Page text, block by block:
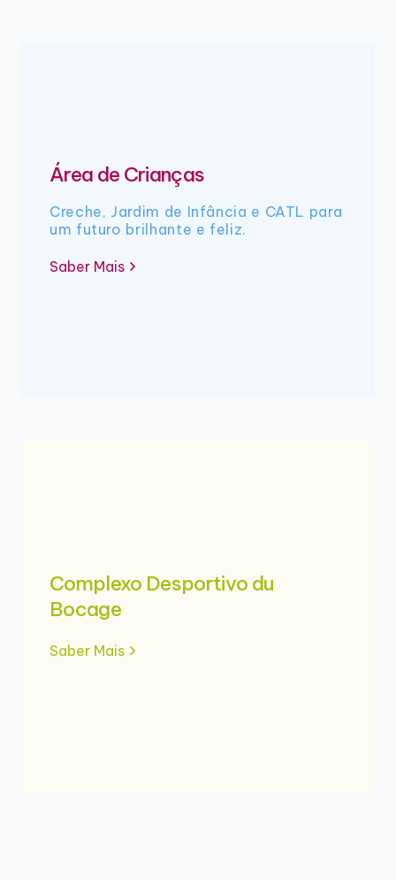
Área de Crianças
Creche, Jardim de Infância e CATL para
um futuro brilhante e feliz.
Saber Mais
Complexo Desportivo du
Bocage
Saber Mais